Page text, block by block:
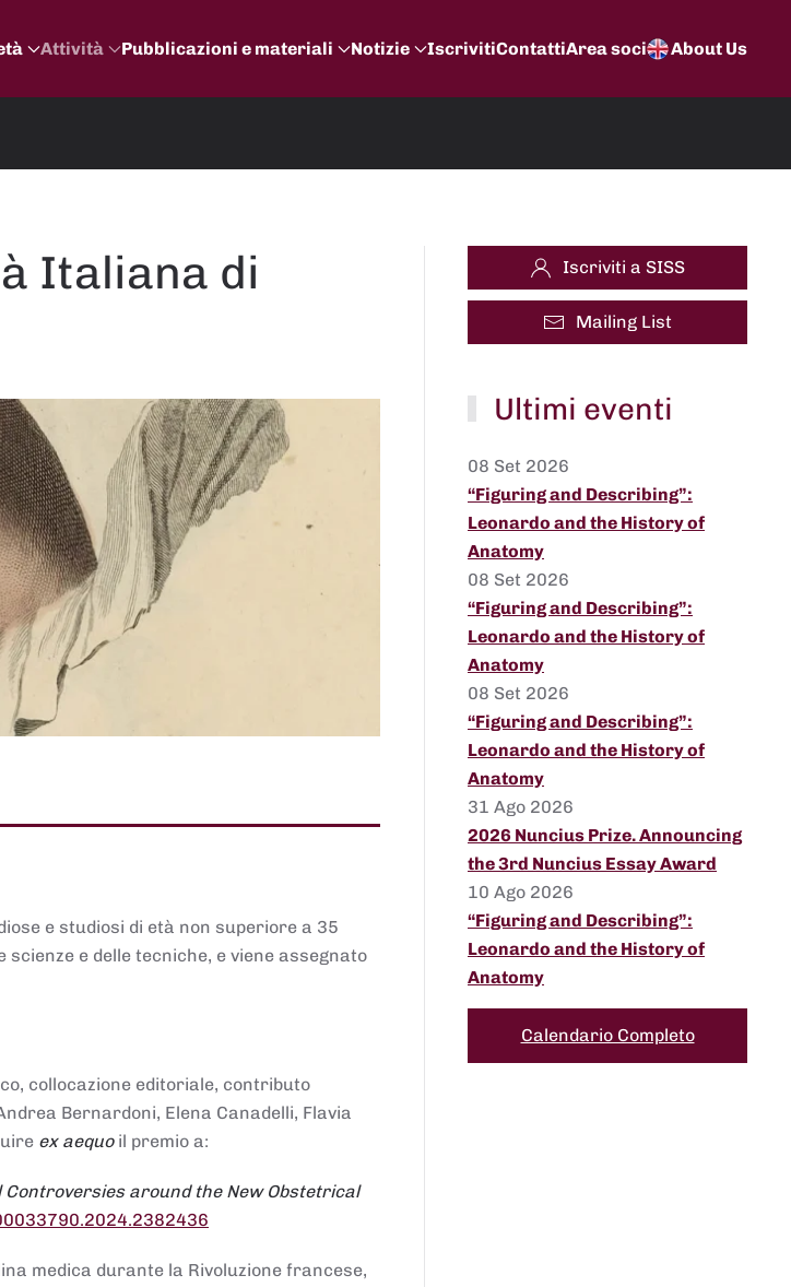
Attività Pubblicazioni e materiali Notizie IscrivitiContattiArea soci About Us
Italiana di
e studiosi di età non superiore a 35
e delle tecniche, e viene assegnato
collocazione editoriale, contributo
Bernardoni, Elena Canadelli, Flavia
ex aequoil premio a:
around the New Obstetrical
medica durante la Rivoluzione francese,
Iscriviti a SISS
Mailing List
Ultimi eventi
08 Set 2026
“Figuring and Describing”:
Leonardo and the History of
Anatomy
08 Set 2026
“Figuring and Describing”:
Leonardo and the History of
Anatomy
08 Set 2026
“Figuring and Describing”:
Leonardo and the History of
Anatomy
31 Ago 2026
2026 Nuncius Prize. Announcing
the 3rd Nuncius Essay Award
10 Ago 2026
“Figuring and Describing”:
Leonardo and the History of
Anatomy
Calendario Completo